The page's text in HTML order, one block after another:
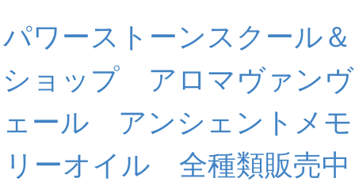
パワーストーンスクール＆
ショップ アロマヴァンヴ
ェール アンシェントメモ
リーオイル 全種類販売中